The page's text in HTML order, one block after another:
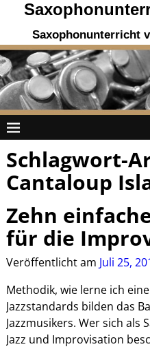
Saxophonunterricht
Schlagwort-
Cantaloup
Zehn
für die
Veröffentlicht am Juli 25,
Methodik, wie lerne ich
Jazzstandards bilden das
Jazzmusikers. Wer sich als
Jazz und Improvisation